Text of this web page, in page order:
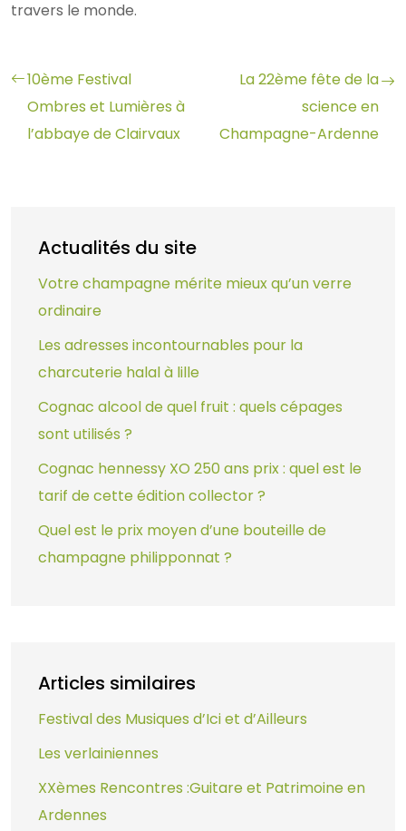
travers le monde.
10ème Festival
Ombres et Lumières à
l’abbaye de Clairvaux
La 22ème fête de la
science en
Champagne-Ardenne
Actualités du site
Votre champagne mérite mieux qu’un verre
ordinaire
Les adresses incontournables pour la
charcuterie halal à lille
Cognac alcool de quel fruit : quels cépages
sont utilisés ?
Cognac hennessy XO 250 ans prix : quel est le
tarif de cette édition collector ?
Quel est le prix moyen d’une bouteille de
champagne philipponnat ?
Articles similaires
Festival des Musiques d’Ici et d’Ailleurs
Les verlainiennes
XXèmes Rencontres :Guitare et Patrimoine en
Ardennes